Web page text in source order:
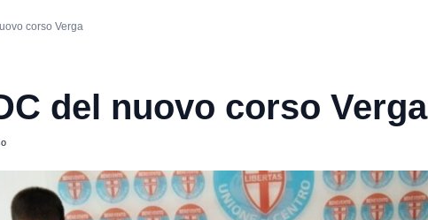
corso Verga
del nuovo corso Verga